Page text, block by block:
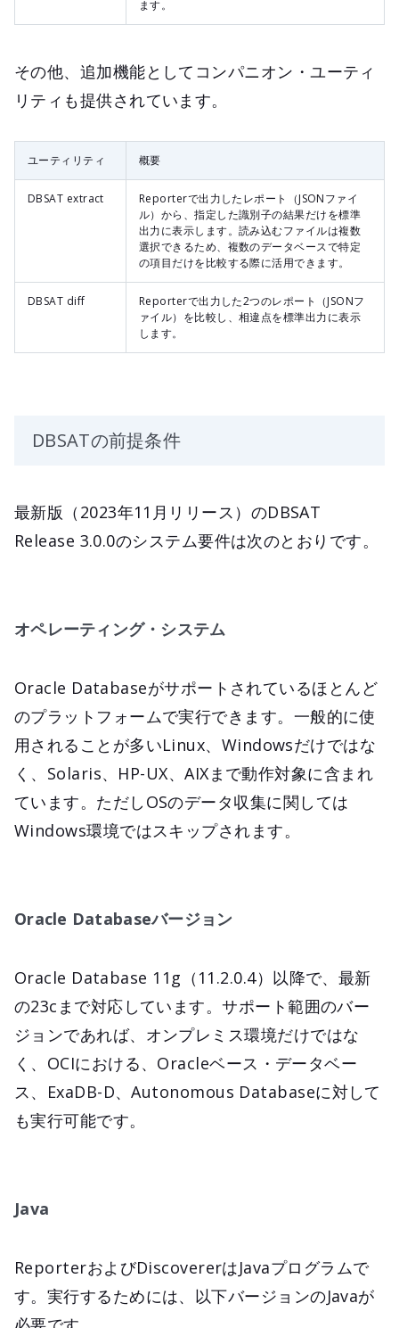
ます。
その他、追加機能としてコンパニオン・ユーティ
リティも提供されています。
ユーティリティ 概要
DBSAT extract
Reporterで出力したレポート（JSONファイ
ル）から、指定した識別子の結果だけを標準
出力に表示します。読み込むファイルは複数
選択できるため、複数のデータベースで特定
の項目だけを比較する際に活用できます。
DBSAT diff
Reporterで出力した2つのレポート（JSONフ
ァイル）を比較し、相違点を標準出力に表示
します。
DBSATの前提条件
最新版（2023年11月リリース）のDBSAT
Release 3.0.0のシステム要件は次のとおりです。
オペレーティング・システム
Oracle Databaseがサポートされているほとんど
のプラットフォームで実行できます。一般的に使
用されることが多いLinux、Windowsだけではな
く、Solaris、HP-UX、AIXまで動作対象に含まれ
ています。ただしOSのデータ収集に関しては
Windows環境ではスキップされます。
Oracle Databaseバージョン
Oracle Database 11g（11.2.0.4）以降で、最新
の23cまで対応しています。サポート範囲のバー
ジョンであれば、オンプレミス環境だけではな
く、OCIにおける、Oracleベース・データベー
ス、ExaDB-D、Autonomous Databaseに対して
も実行可能です。
Java
ReporterおよびDiscovererはJavaプログラムで
す。実行するためには、以下バージョンのJavaが